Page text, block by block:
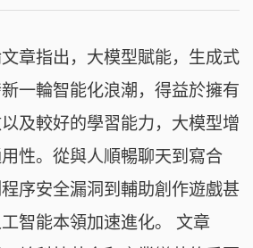
文章指出，大模型賦能，生成式
一輪智能化浪潮，得益於擁有
及較好的學習能力，大模型增
性。從與人順暢聊天到寫合
序安全漏洞到輔助創作遊戲甚
智能本領加速進化。 文章